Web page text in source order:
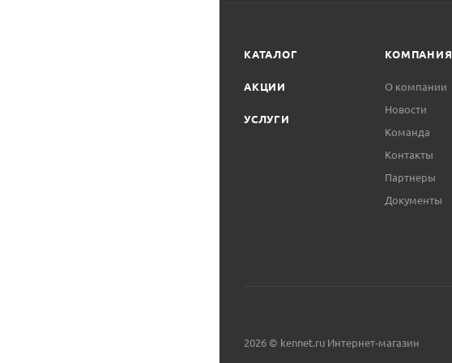
КАТАЛОГ
АКЦИИ
УСЛУГИ
КОМПАНИЯ
О компании
Новости
Команда
Контакты
Партнеры
Документы
2026 © kennet.ru Интернет-магазин